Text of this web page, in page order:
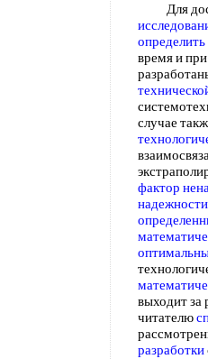
Для
время и
случае
фактор
надежности
выходит за
читателю
разработки